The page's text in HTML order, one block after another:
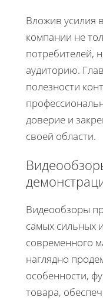
Вложив усилия
компании не
потребителей,
аудиторию.
полезности
доверие и
своей области.
Видеообзоры
самых сильных
современного
наглядно
особенности,
товара,